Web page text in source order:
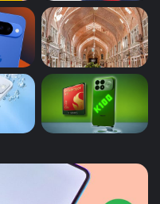
پایان